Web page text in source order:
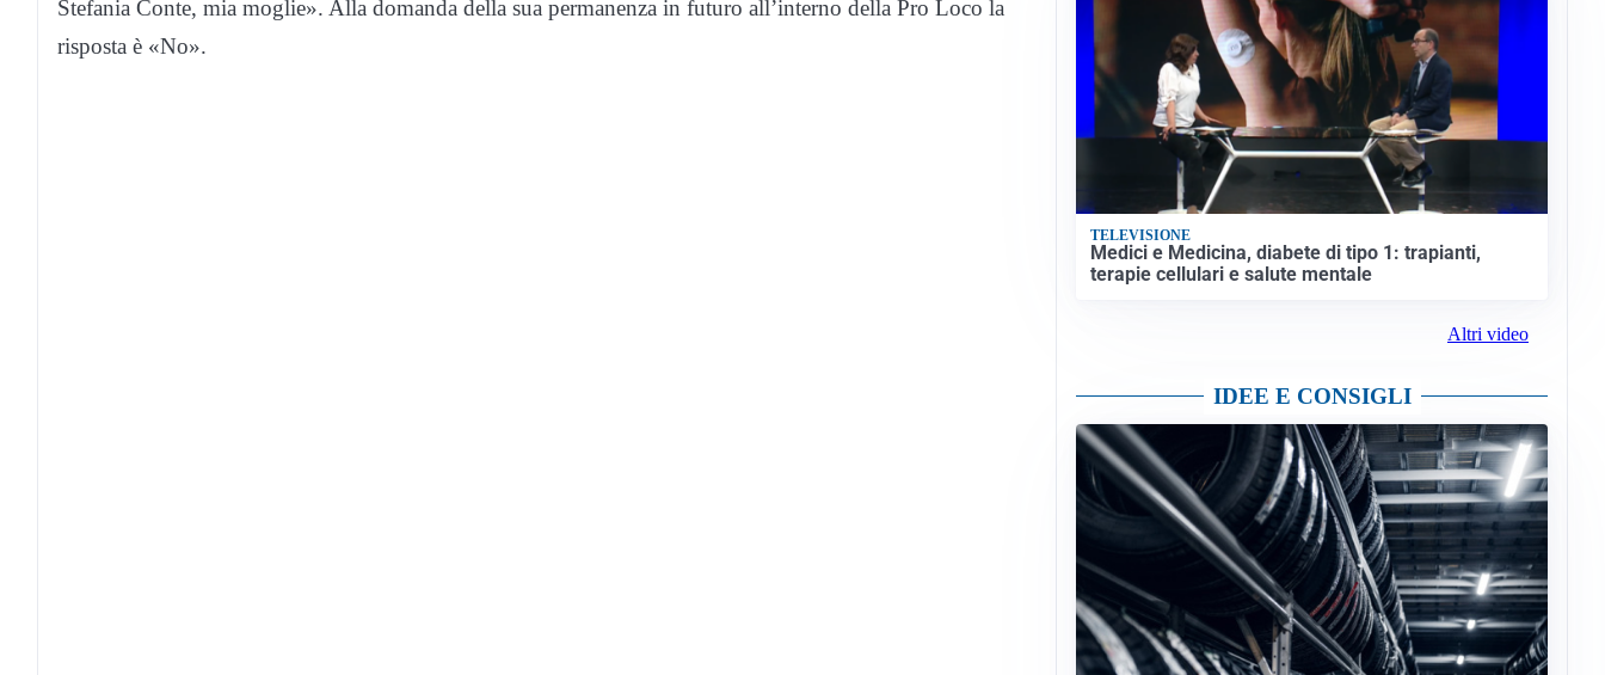
Stefania Conte, mia moglie». Alla domanda della sua permanenza in futuro all’interno della Pro Loco la
risposta è «No».
TELEVISIONE
Medici e Medicina, diabete di tipo 1: trapianti,
terapie cellulari e salute mentale
Altri video
IDEE E CONSIGLI